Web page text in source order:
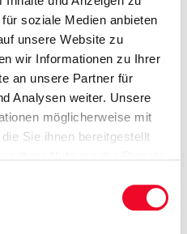
soziale Medien anbieten
unsere Website zu
wir Informationen zu Ihrer
an unsere Partner für
Analysen weiter. Unsere
möglicherweise mit
Sie ihnen bereitgestellt
Besonders sehenswert
historische Zentrum und
Gässchen der
während Ihres
können.
Frühstück verlassen
Heimat.
auf dieser